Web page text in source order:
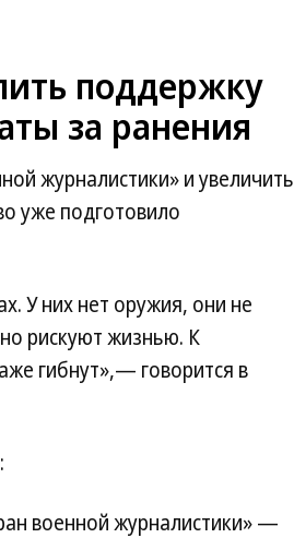
поддержку
за ранения
журналистики» и увеличить
уже подготовило
У них нет оружия, они не
рискуют жизнью. К
гибнут»,— говорится в
военной журналистики» —